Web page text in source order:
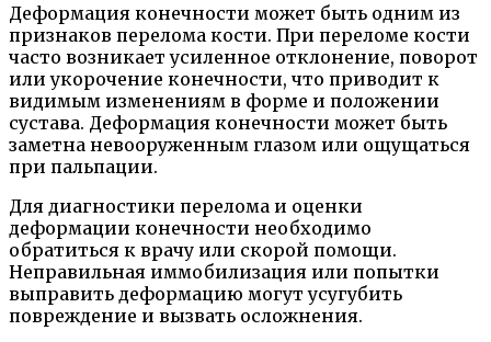
Деформация конечности может быть одним из
признаков перелома кости. При переломе кости
часто возникает усиленное отклонение, поворот
или укорочение конечности, что приводит к
видимым изменениям в форме и положении
сустава. Деформация конечности может быть
заметна невооруженным глазом или ощущаться
при пальпации.
Для диагностики перелома и оценки
деформации конечности необходимо
обратиться к врачу или скорой помощи.
Неправильная иммобилизация или попытки
выправить деформацию могут усугубить
повреждение и вызвать осложнения.